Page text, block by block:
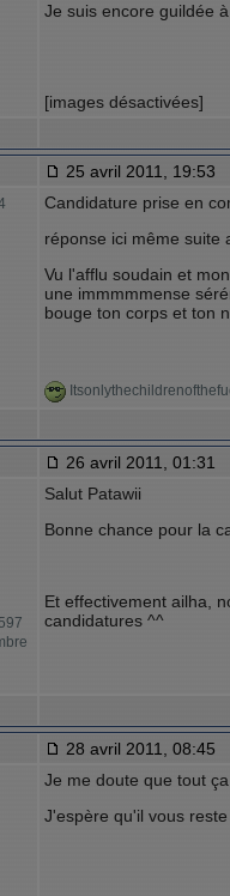
Je suis encore guildée
[images désactivées]
25 avril 2011, 19:53
Candidature prise en
réponse ici même suite
Vu l'afflu soudain et
une immmmmense
bouge ton corps et ton
26 avril 2011, 01:31
Salut Patawii
Bonne chance pour la
Et effectivement ailha,
candidatures ^^
28 avril 2011, 08:45
Je me doute que tout
J'espère qu'il vous